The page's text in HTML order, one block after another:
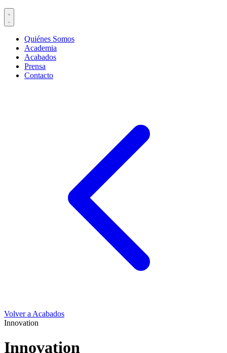
Quiénes Somos
Academia
Acabados
Prensa
Contacto
Volver a Acabados
Innovation
Innovation